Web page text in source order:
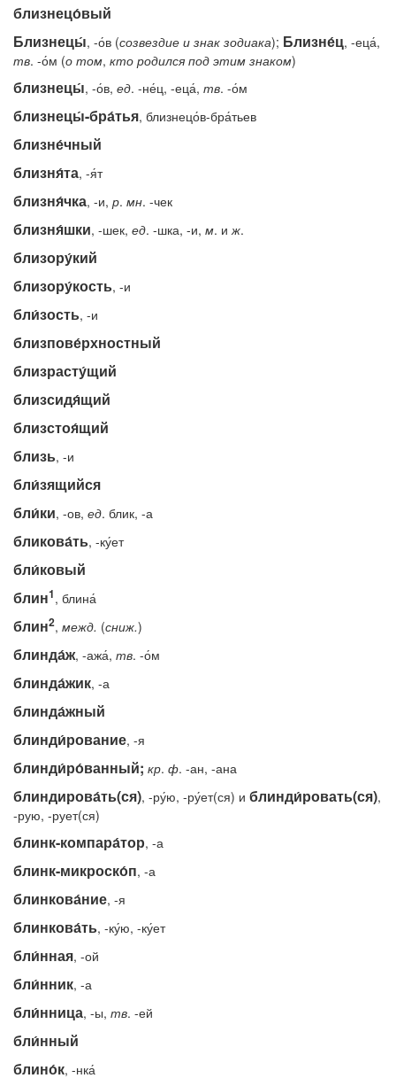
близнецо́вый
Близнецы́, -о́в (созвездие и знак зодиака); Близне́ц, -еца́,
тв. -о́м (о том, кто родился под этим знаком)
близнецы́, -о́в, ед. -не́ц, -еца́, тв. -о́м
близнецы́-бра́тья, близнецо́в-бра́тьев
близне́чный
близня́та, -я́т
близня́чка, -и, р. мн. -чек
близня́шки, -шек, ед. -шка, -и, м. иж.
близору́кий
близору́кость, -и
бли́зость, -и
близпове́рхностный
близрасту́щий
близсидя́щий
близстоя́щий
близь, -и
бли́зящийся
бли́ки, -ов, ед. блик, -а
бликова́ть, -ку́ет
бли́ковый
блин1, блина́
блин2, межд. (сниж.)
блинда́ж, -ажа́, тв. -о́м
блинда́жик, -а
блинда́жный
блинди́рование, -я
блинди́ро́ванный; кр. ф. -ан, -ана
блиндирова́ть(ся), -ру́ю, -ру́ет(ся) и блинди́ровать(ся),
-рую, -рует(ся)
блинк-компара́тор, -а
блинк-микроско́п, -а
блинкова́ние, -я
блинкова́ть, -ку́ю, -ку́ет
бли́нная, -ой
бли́нник, -а
бли́нница, -ы, тв. -ей
бли́нный
блино́к, -нка́